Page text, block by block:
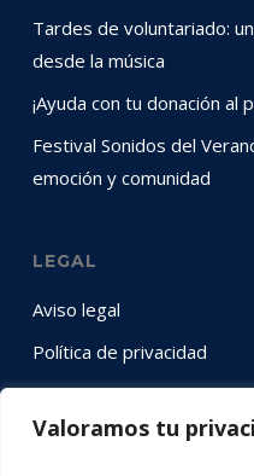
Valoramos tu
Tardes de voluntariado:
desde la música
¡Ayuda con tu donación al
Festival Sonidos del
emoción y comunidad
LEGAL
Aviso legal
Política de privacidad
Política de cookies